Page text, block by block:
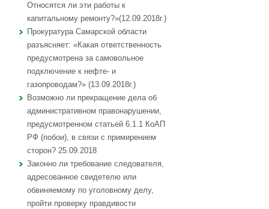
Относятся ли эти работы к
капитальному ремонту?»(12.09.2018г.)
Прокуратура Самарской области
разъясняет: «Какая ответственность
предусмотрена за самовольное
подключение к нефте- и
газопроводам?» (13.09.2018г.)
Возможно ли прекращение дела об
административном правонарушении,
предусмотренном статьей 6.1.1 КоАП
РФ (побои), в связи с примирением
сторон? 25.09.2018
Законно ли требование следователя,
адресованное свидетелю или
обвиняемому по уголовному делу,
пройти проверку правдивости